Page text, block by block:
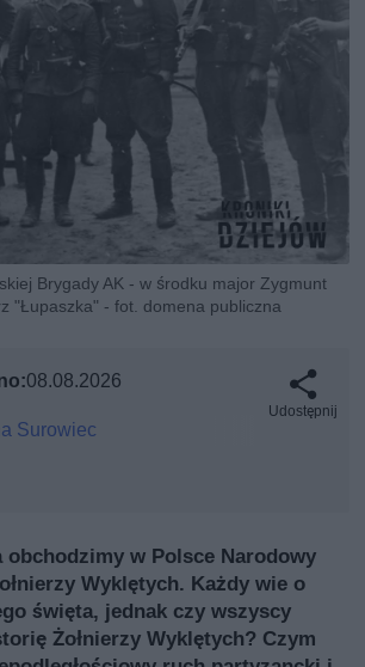
Brygady AK - w środku major Zygmunt
"Łupaszka" - fot. domena publiczna
08.08.2026
Surowiec
Udostępnij
obchodzimy w Polsce Narodowy
Wyklętych. Każdy wie o
święta, jednak czy wszyscy
Żołnierzy Wyklętych? Czym